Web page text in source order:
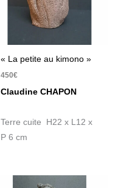
« La petite au kimono »
450€
Claudine CHAPON
Terre cuite H22 x L12 x
P 6 cm